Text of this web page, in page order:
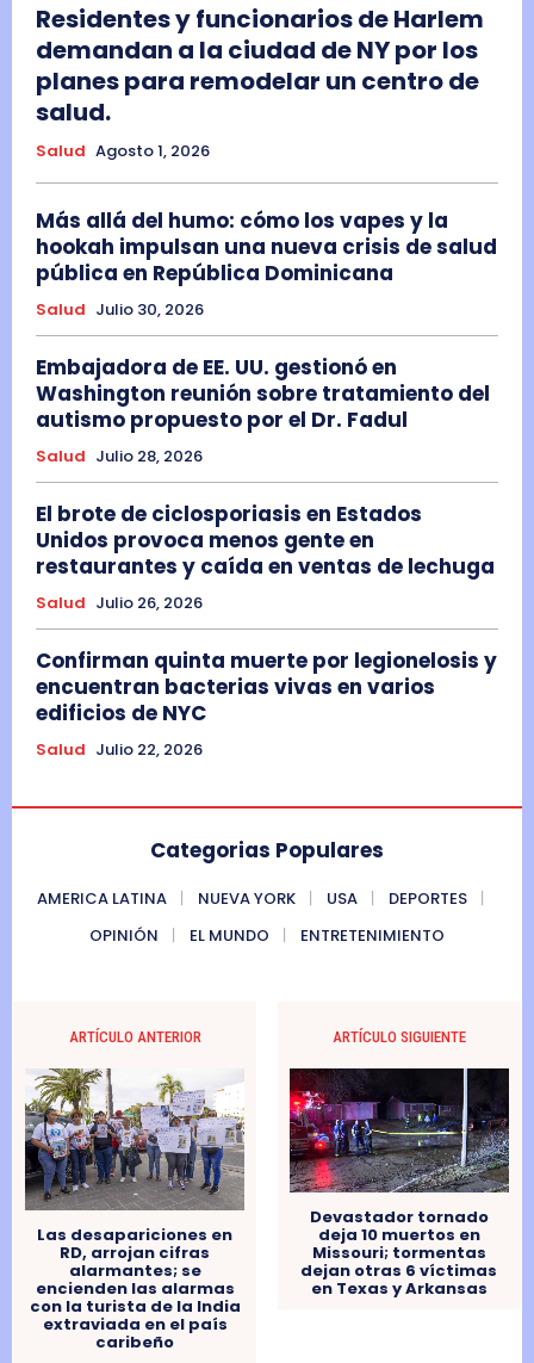
Residentes y funcionarios de Harlem
demandan a la ciudad de NY por los
planes para remodelar un centro de
salud.
Salud Agosto 1, 2026
Más allá del humo: cómo los vapes y la
hookah impulsan una nueva crisis de salud
pública en República Dominicana
Salud Julio 30, 2026
Embajadora de EE. UU. gestionó en
Washington reunión sobre tratamiento del
autismo propuesto por el Dr. Fadul
Salud Julio 28, 2026
El brote de ciclosporiasis en Estados
Unidos provoca menos gente en
restaurantes y caída en ventas de lechuga
Salud Julio 26, 2026
Confirman quinta muerte por legionelosis y
encuentran bacterias vivas en varios
edificios de NYC
Salud Julio 22, 2026
Categorias Populares
AMERICA LATINA NUEVA YORK USA
DEPORTES
OPINIÓN
EL MUNDO ENTRETENIMIENTO
ARTÍCULO ANTERIOR
Las desapariciones en
RD, arrojan cifras
alarmantes; se
encienden las alarmas
con la turista de la India
extraviada en el país
caribeño
ARTÍCULO SIGUIENTE
Devastador tornado
deja 10 muertos en
Missouri; tormentas
dejan otras 6 víctimas
en Texas y Arkansas